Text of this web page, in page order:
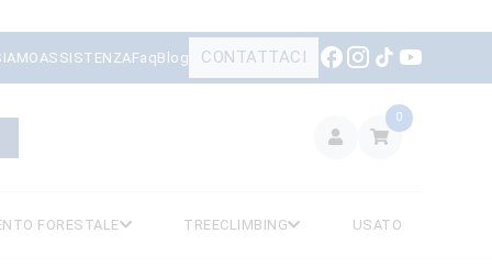
ASSISTENZAFaqBlog CONTATTACI
0
FORESTALE TREECLIMBING USATO